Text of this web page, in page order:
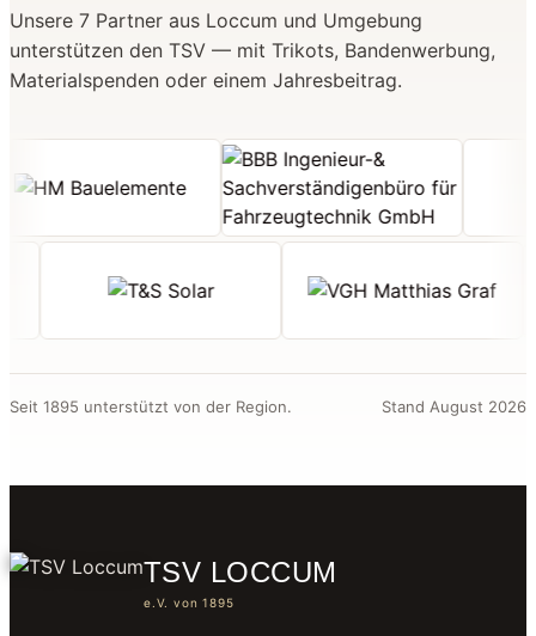
Unsere 7 Partner aus Loccum und Umgebung
unterstützen den TSV — mit Trikots, Bandenwerbung,
Materialspenden oder einem Jahresbeitrag.
Seit 1895 unterstützt von der Region. Stand August 2026
TSV LOCCUM
e.V. von 1895